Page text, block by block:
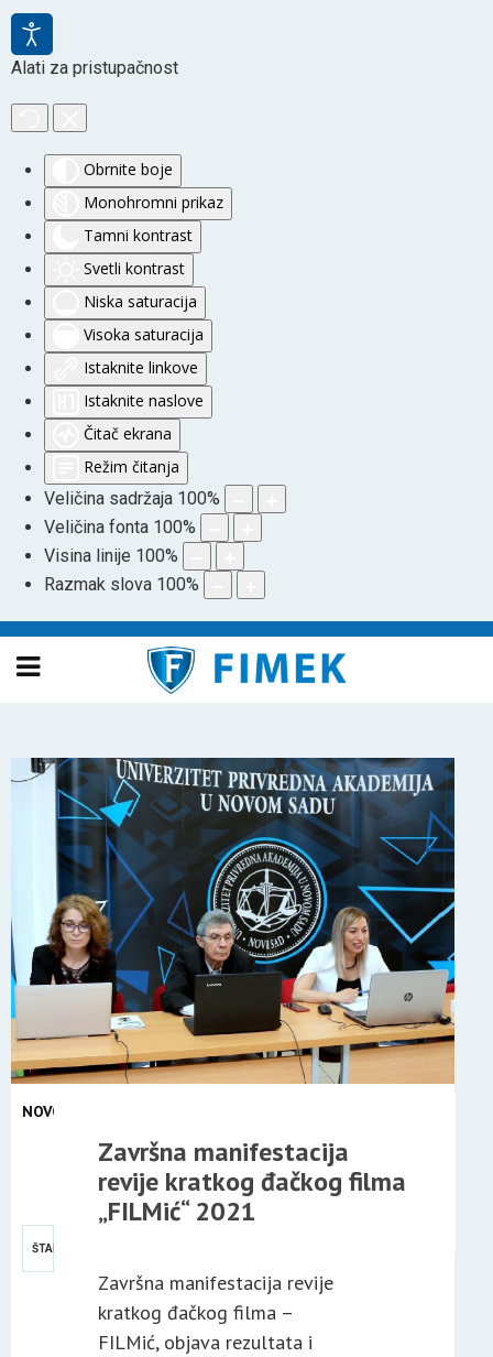
Alati za pristupačnost
Obrnite boje
Monohromni prikaz
Tamni kontrast
Svetli kontrast
Niska saturacija
Visoka saturacija
Istaknite linkove
Istaknite naslove
Čitač ekrana
Režim čitanja
Veličina sadržaja 100%
Veličina fonta 100%
Visina linije 100%
Razmak slova 100%
NOVOSTI
ŠTAMPA
Završna manifestacija
revije kratkog đačkog filma
„FILMić“ 2021
Završna manifestacija revije
kratkog đačkog filma –
FILMić, objava rezultata i